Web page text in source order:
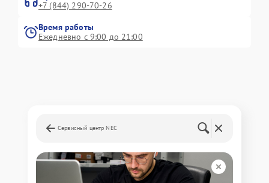
+7 (844) 290-70-26
Время работы
Ежедневно с 9:00 до 21:00
Сервисный центр NEC